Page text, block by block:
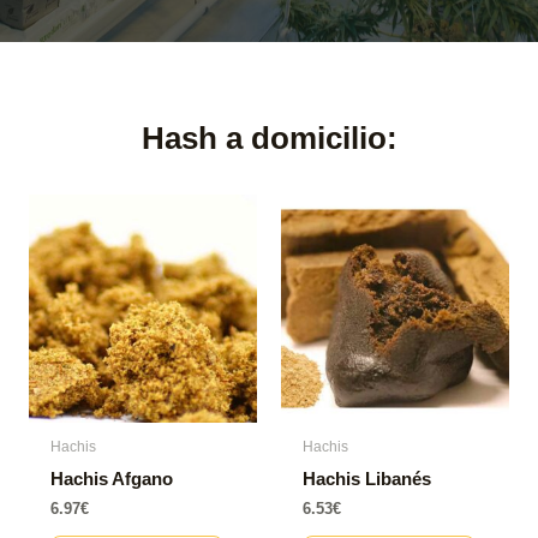
Hash a domicilio:​
Hachis
Hachis Afgano
6.97€
Hachis
Hachis Libanés
6.53€